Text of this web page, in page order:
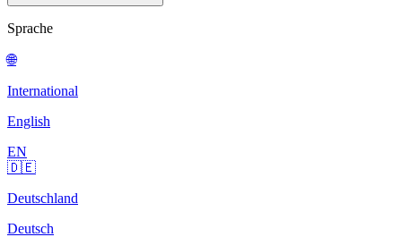
Sprache
🌐
International
English
EN
🇩🇪
Deutschland
Deutsch